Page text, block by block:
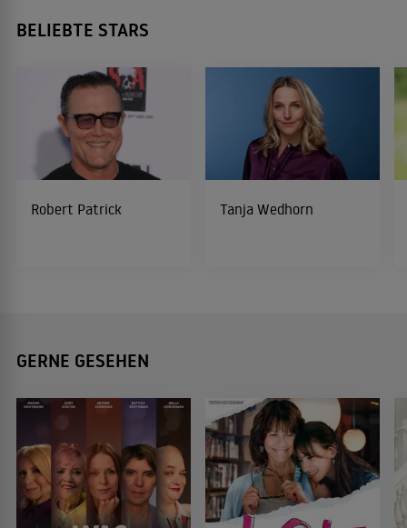
BELIEBTE STARS
Robert Patrick Tanja Wedhorn
GERNE GESEHEN